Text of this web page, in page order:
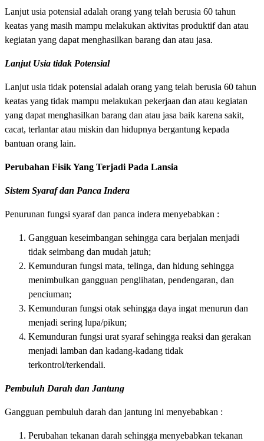
Lanjut usia potensial adalah orang yang telah berusia 60 tahun
keatas yang masih mampu melakukan aktivitas produktif dan atau
kegiatan yang dapat menghasilkan barang dan atau jasa.
Lanjut Usia tidak Potensial
Lanjut usia tidak potensial adalah orang yang telah berusia 60 tahun
keatas yang tidak mampu melakukan pekerjaan dan atau kegiatan
yang dapat menghasilkan barang dan atau jasa baik karena sakit,
cacat, terlantar atau miskin dan hidupnya bergantung kepada
bantuan orang lain.
Perubahan Fisik Yang Terjadi Pada Lansia
Sistem Syaraf dan Panca Indera
Penurunan fungsi syaraf dan panca indera menyebabkan :
Gangguan keseimbangan sehingga cara berjalan menjadi
tidak seimbang dan mudah jatuh;
Kemunduran fungsi mata, telinga, dan hidung sehingga
menimbulkan gangguan penglihatan, pendengaran, dan
penciuman;
Kemunduran fungsi otak sehingga daya ingat menurun dan
menjadi sering lupa/pikun;
Kemunduran fungsi urat syaraf sehingga reaksi dan gerakan
menjadi lamban dan kadang-kadang tidak
terkontrol/terkendali.
Pembuluh Darah dan Jantung
Gangguan pembuluh darah dan jantung ini menyebabkan :
Perubahan tekanan darah sehingga menyebabkan tekanan